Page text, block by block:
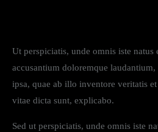
Ut perspiciatis, unde omnis iste natus
accusantium doloremque laudantium,
ipsa, quae ab illo inventore veritatis
vitae dicta sunt, explicabo.
Sed ut perspiciatis, unde omnis iste